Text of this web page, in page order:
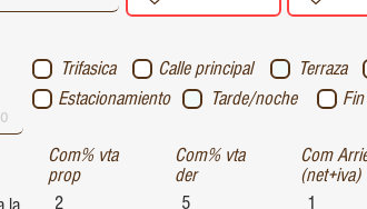
d
d
Trifasica Calle principal
Terraza
Estacionamiento
Tarde/noche
Com% vta
prop
Com% vta
der
Com
(net+iva)